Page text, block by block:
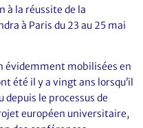
à la réussite de la
à Paris du 23 au 25 mai
évidemment mobilisées en
été il y a vingt ans lorsqu’il
depuis le processus de
européen universitaire,